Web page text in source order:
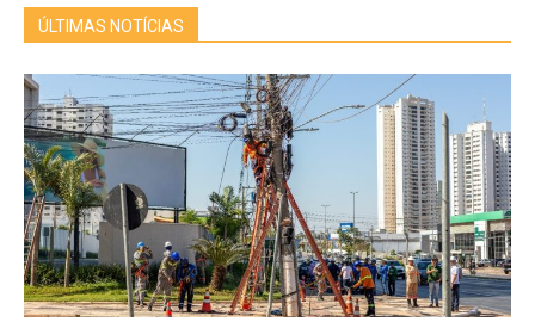
ÚLTIMAS NOTÍCIAS